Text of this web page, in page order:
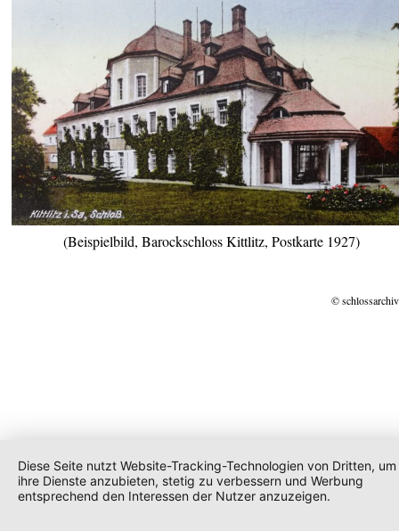
(Beispielbild, Barockschloss Kittlitz, Postkarte 1927)
©
Diese Seite nutzt Website-Tracking-Technologien von Dritten, um
ihre Dienste anzubieten, stetig zu verbessern und Werbung
entsprechend den Interessen der Nutzer anzuzeigen.